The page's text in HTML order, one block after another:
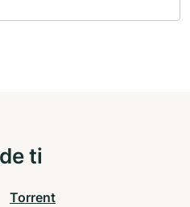
ti
Torrent